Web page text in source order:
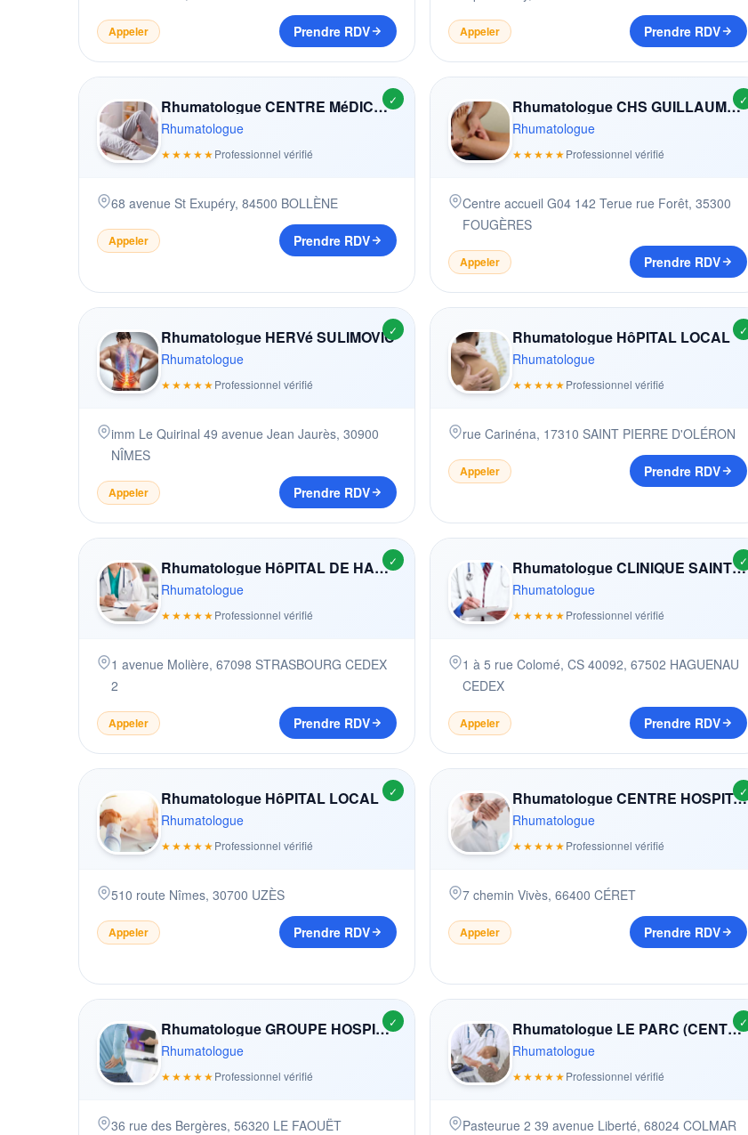
Appeler Prendre RDV Appeler Prendre RDV
✓
Rhumatologue CENTRE MéDICO-PSYCHOLOGIQUE L' ALBIZZIA
Rhumatologue
★★★★★Professionnel vérifié
68 avenue St Exupéry, 84500 BOLLÈNE
Appeler Prendre RDV
✓
Rhumatologue CHS GUILLAUME REGNIER
Rhumatologue
★★★★★Professionnel vérifié
Centre accueil G04 142 Terue rue Forêt, 35300
FOUGÈRES
Appeler Prendre RDV
✓
Rhumatologue HERVé SULIMOVIC
Rhumatologue
★★★★★Professionnel vérifié
imm Le Quirinal 49 avenue Jean Jaurès, 30900
NÎMES
Appeler Prendre RDV
✓
Rhumatologue HôPITAL LOCAL
Rhumatologue
★★★★★Professionnel vérifié
rue Carinéna, 17310 SAINT PIERRE D'OLÉRON
Appeler Prendre RDV
✓
Rhumatologue HôPITAL DE HAUTEPIERRE
Rhumatologue
★★★★★Professionnel vérifié
1 avenue Molière, 67098 STRASBOURG CEDEX
2
Appeler Prendre RDV
✓
Rhumatologue CLINIQUE SAINT FRANçOIS
Rhumatologue
★★★★★Professionnel vérifié
1 à 5 rue Colomé, CS 40092, 67502 HAGUENAU
CEDEX
Appeler Prendre RDV
✓
Rhumatologue HôPITAL LOCAL
Rhumatologue
★★★★★Professionnel vérifié
510 route Nîmes, 30700 UZÈS
Appeler Prendre RDV
✓
Rhumatologue CENTRE HOSPITALIER SPéCIALISé LéON JEAN GRéGORY
Rhumatologue
★★★★★Professionnel vérifié
7 chemin Vivès, 66400 CÉRET
Appeler Prendre RDV
✓
Rhumatologue GROUPE HOSPITALIER BRETAGNE SUD
Rhumatologue
★★★★★Professionnel vérifié
36 rue des Bergères, 56320 LE FAOUËT
✓
Rhumatologue LE PARC (CENTRE DE LA MèRE ET DE L'ENFANT)
Rhumatologue
★★★★★Professionnel vérifié
Pasteurue 2 39 avenue Liberté, 68024 COLMAR